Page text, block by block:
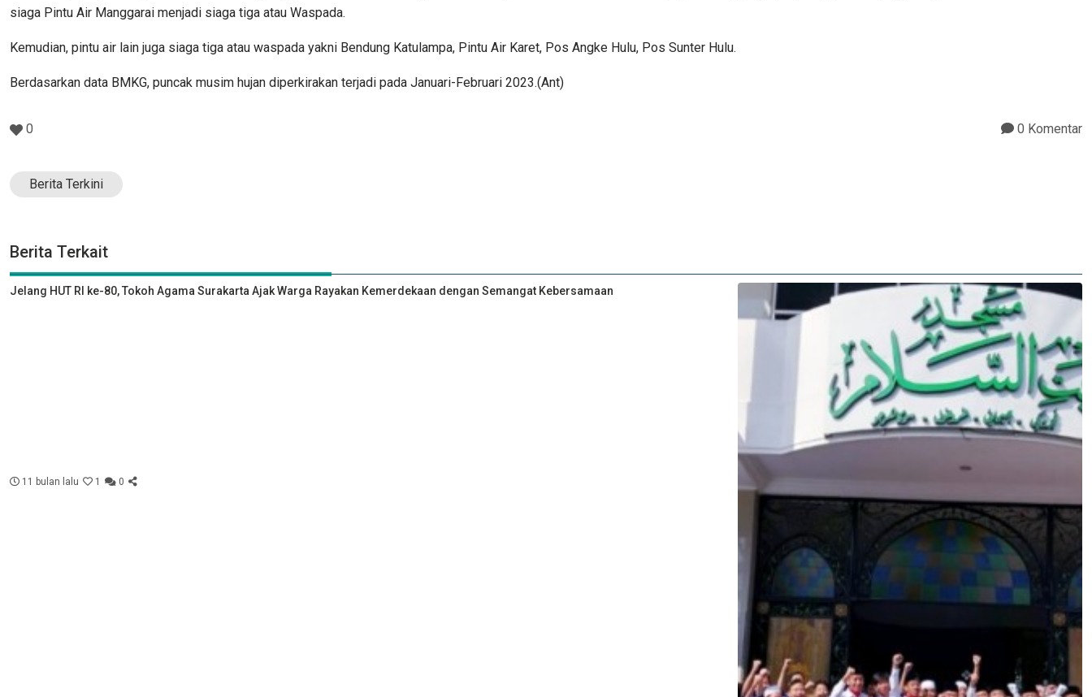
siaga Pintu Air Manggarai menjadi siaga tiga atau Waspada.
Kemudian, pintu air lain juga siaga tiga atau waspada yakni Bendung Katulampa, Pintu Air Karet, Pos Angke Hulu, Pos Sunter Hulu.
Berdasarkan data BMKG, puncak musim hujan diperkirakan terjadi pada Januari-Februari 2023.(Ant)
0 0 Komentar
Berita Terkini
Berita Terkait
Jelang HUT RI ke-80, Tokoh Agama Surakarta Ajak Warga Rayakan Kemerdekaan dengan Semangat Kebersamaan
11 bulan lalu 1 0